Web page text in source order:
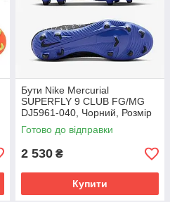
Бути Nike Mercurial
SUPERFLY 9 CLUB FG/MG
DJ5961-040, Чорний, Розмір
(EU) - 42
Готово до відправки
2 530 ₴
Купити